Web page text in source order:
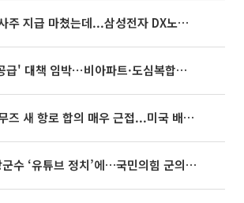
3445억 자사주 지급 마쳤는데...삼성전자 DX노조, 뒤늦은 '떼쓰기 집회'
영끌 '주택공급' 대책 임박⋯비아파트·도심복합까지 총동원
이란 “호르무즈 새 항로 합의 매우 근접...미국 배상 먼저”
우성빈 기장군수 ‘유튜브 정치’에…국민의힘 군의원들 집단 반발